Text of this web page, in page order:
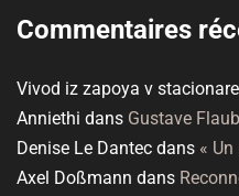
Commentaires
Vivod iz zapoya v
Anniethi dans Gustave
Denise Le Dantec dans « Un
Axel Doßmann dans